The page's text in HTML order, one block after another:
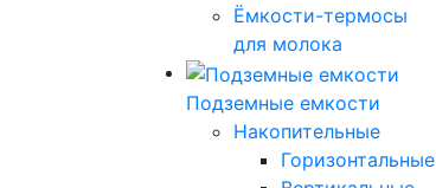
Ёмкости-термосы
для молока
Подземные емкости
Накопительные
Горизонтальные